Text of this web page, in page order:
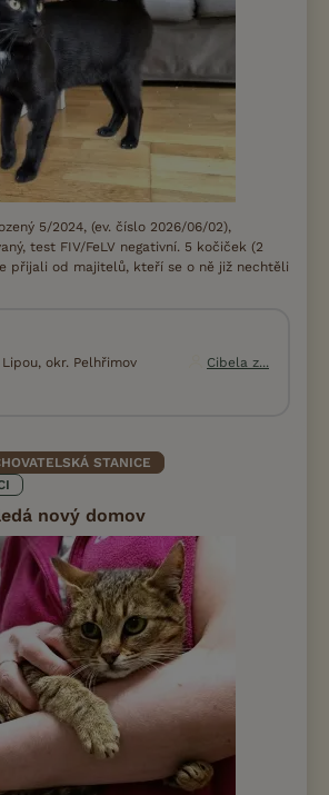
5/2024, (ev. číslo 2026/06/02),
test FIV/FeLV negativní. 5 kočiček (2
přijali od majitelů, kteří se o ně již nechtěli
okr. Pelhřimov
Cibela z...
STANICE
nový domov